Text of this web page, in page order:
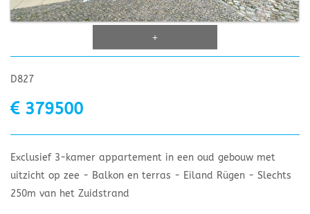
+
D827
379500
Exclusief 3-kamer appartement in een oud gebouw met
uitzicht op zee - Balkon en terras - Eiland Rügen - Slechts
250m van het Zuidstrand